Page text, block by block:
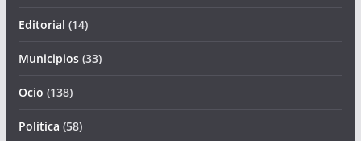
Editorial (14)
Municipios(33)
Ocio (138)
Politica (58)